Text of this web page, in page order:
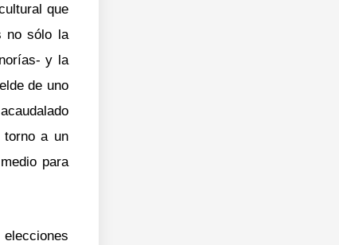
que
no sólo la
y la
de uno
torno a un
para